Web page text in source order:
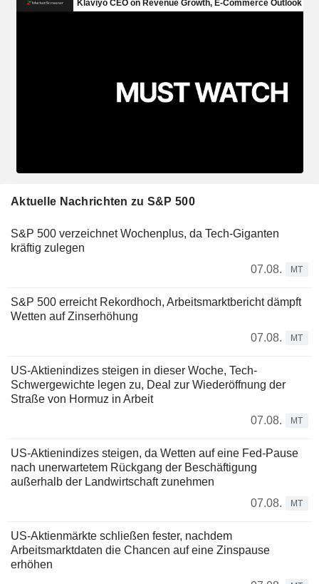
Aktuelle Nachrichten zu S&P 500
S&P 500 verzeichnet Wochenplus, da Tech-Giganten
kräftig zulegen
07.08.
MT
S&P 500 erreicht Rekordhoch, Arbeitsmarktbericht dämpft
Wetten auf Zinserhöhung
07.08.
MT
US-Aktienindizes steigen in dieser Woche, Tech-
Schwergewichte legen zu, Deal zur Wiederöffnung der
Straße von Hormuz in Arbeit
07.08.
MT
US-Aktienindizes steigen, da Wetten auf eine Fed-Pause
nach unerwartetem Rückgang der Beschäftigung
außerhalb der Landwirtschaft zunehmen
07.08.
MT
US-Aktienmärkte schließen fester, nachdem
Arbeitsmarktdaten die Chancen auf eine Zinspause
erhöhen